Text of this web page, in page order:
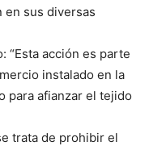
en sus diversas
“Esta acción es parte
instalado en la
para afianzar el tejido
trata de prohibir el